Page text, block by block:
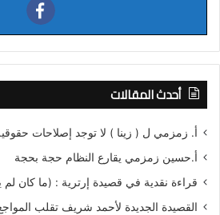
أحدث المقالات
أ. زمزمي ل ( زينا ) لا توجد إصلاحات
أ.حسين زمزمي يقارع النظام حجة بحجة
قراءة نقدية في قصيدة إرترية : (ما كان
القصيدة الجديدة لأحمد شريف تقلب